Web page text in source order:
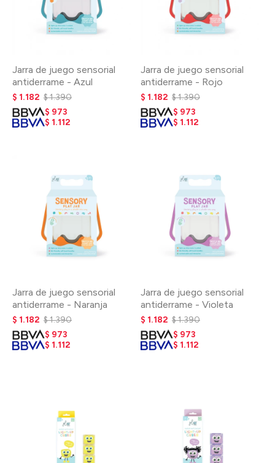
Jarra de juego sensorial
antiderrame - Azul
$ 1.182 $1.390
$ 973
$ 1.112
Jarra de juego sensorial
antiderrame - Rojo
$ 1.182 $1.390
$ 973
$ 1.112
Jarra de juego sensorial
antiderrame - Naranja
$ 1.182 $1.390
$ 973
$ 1.112
Jarra de juego sensorial
antiderrame - Violeta
$ 1.182 $1.390
$ 973
$ 1.112